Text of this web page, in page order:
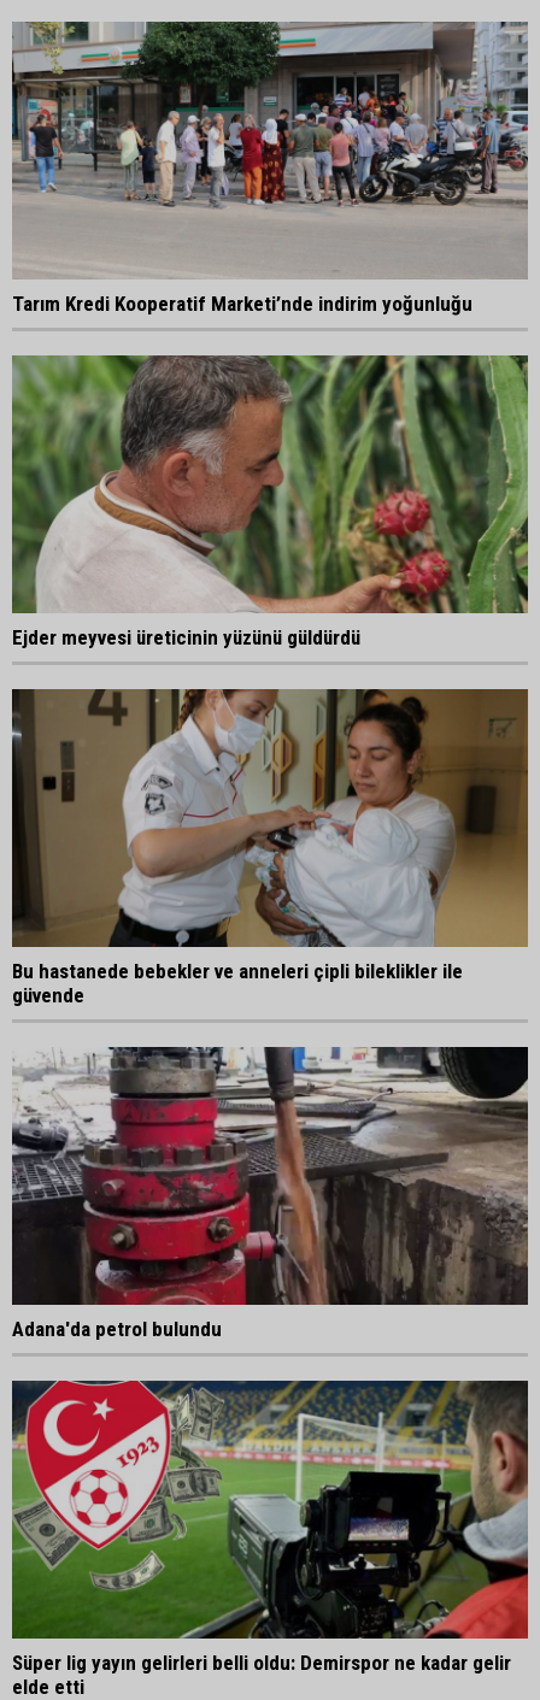
Tarım Kredi Kooperatif Marketi’nde indirim yoğunluğu
Ejder meyvesi üreticinin yüzünü güldürdü
Bu hastanede bebekler ve anneleri çipli bileklikler ile
güvende
Adana'da petrol bulundu
Süper lig yayın gelirleri belli oldu: Demirspor ne kadar gelir
elde etti